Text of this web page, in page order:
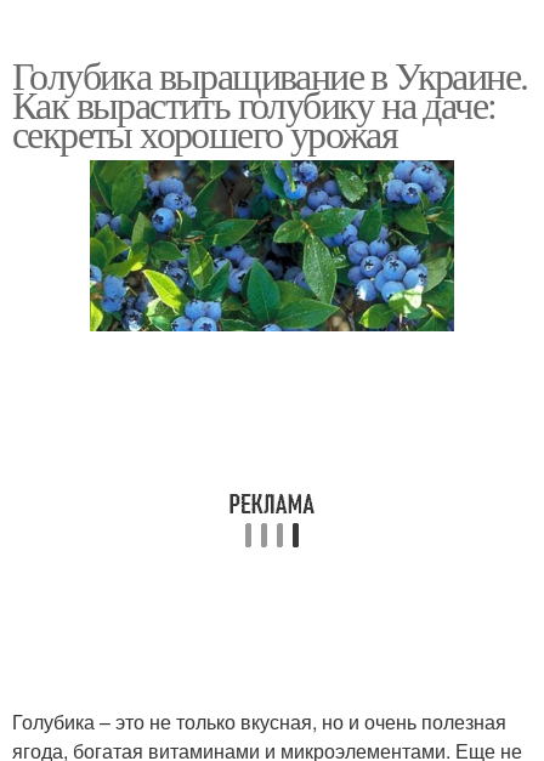
Голубика выращивание в Украине.
Как вырастить голубику на даче:
секреты хорошего урожая
Голубика – это не только вкусная, но и очень полезная
ягода, богатая витаминами и микроэлементами. Еще не